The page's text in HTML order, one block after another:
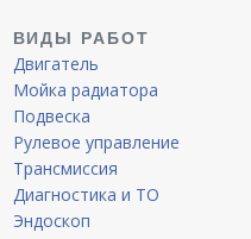
ВИДЫ РАБОТ
Двигатель
Мойка радиатора
Подвеска
Рулевое управление
Трансмиссия
Диагностика и ТО
Эндоскоп